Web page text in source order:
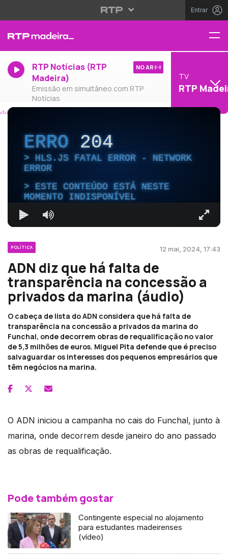
Entrar
RTP Notícias (RTP
Madeira)
Emissão em simultâneo com RTP
Notícias
NO AR
TV
RTP
ERRO204
HLS.JS FATAL ERROR - NETWORK
ERROR
ESTE CONTEÚDO ESTÁ NESTE
MOMENTO INDISPONÍVEL
POLÍTICA 12 mai, 2024, 17:43
ADN diz que há falta de
transparência na concessão a
privados da marina (áudio)
O cabeça de lista do ADN considera que há falta de
transparência na concessão a privados da marina do
Funchal, onde decorrem obras de requalificação no valor
de 5,3 milhões de euros. Miguel Pita defende que é preciso
salvaguardar os interesses dos pequenos empresários que
têm negócios na marina.
O ADN iniciou a campanha no cais do Funchal, junto à
marina, onde decorrem desde janeiro do ano passado
as obras de requalificação.
Pode também gostar
Contingente especial no alojamento
para estudantes madeirenses
(vídeo)